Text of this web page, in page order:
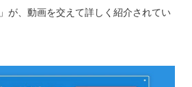
が、動画を交えて詳しく紹介されてい